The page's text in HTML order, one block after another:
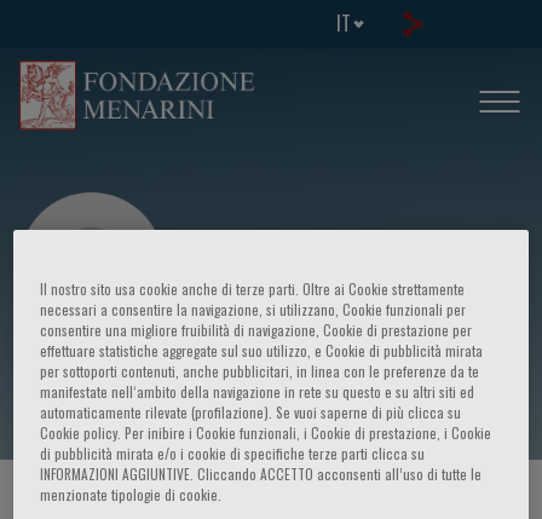
IT
S.C. Capelli
HOME PAGE / CORSI ED EVENTI
Il nostro sito usa cookie anche di terze parti. Oltre ai Cookie strettamente
necessari a consentire la navigazione, si utilizzano, Cookie funzionali per
consentire una migliore fruibilità di navigazione, Cookie di prestazione per
effettuare statistiche aggregate sul suo utilizzo, e Cookie di pubblicità mirata
per sottoporti contenuti, anche pubblicitari, in linea con le preferenze da te
manifestate nell‘ambito della navigazione in rete su questo e su altri siti ed
automaticamente rilevate (profilazione). Se vuoi saperne di più clicca su
Cookie policy. Per inibire i Cookie funzionali, i Cookie di prestazione, i Cookie
di pubblicità mirata e/o i cookie di specifiche terze parti clicca su
INFORMAZIONI AGGIUNTIVE. Cliccando ACCETTO acconsenti all’uso di tutte le
menzionate tipologie di cookie.